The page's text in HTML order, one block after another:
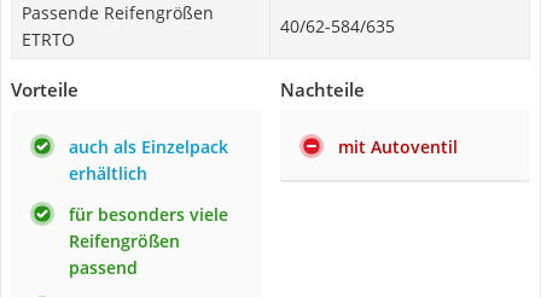
Passende Reifengrößen
ETRTO
40/62-584/635
Vorteile
auch als Einzelpack
erhältlich
für besonders viele
Reifengrößen
passend
Nachteile
mit Autoventil